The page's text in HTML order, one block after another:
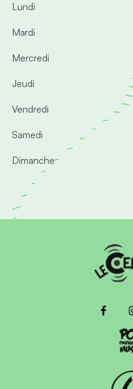
Lundi
Mardi
Mercredi
Jeudi
Vendredi
Samedi
Dimanche